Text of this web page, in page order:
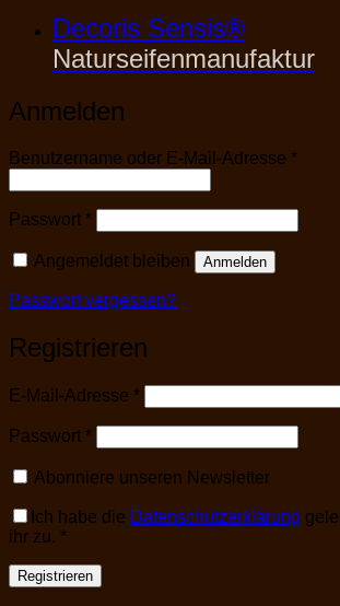
Decoris Sensis®
Naturseifenmanufaktur
Anmelden
Benutzername oder E-Mail-Adresse *
Passwort *Erforderlich
Angemeldet bleiben Anmelden
Passwort vergessen?
Registrieren
E-Mail-Adresse *Erforderlich
Passwort *Erforderlich
Abonniere unseren Newsletter
Ich habe die Datenschutzerklärung
ihr zu. *
Registrieren